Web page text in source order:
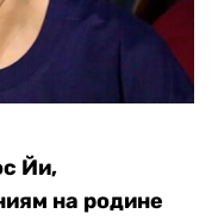
Йи,
на родине